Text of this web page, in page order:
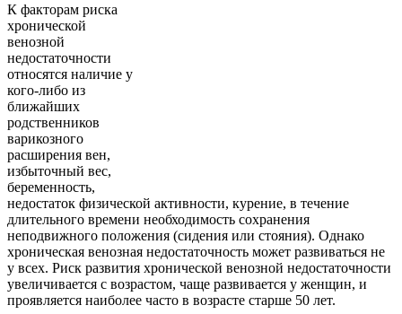
К факторам риска
хронической
венозной
недостаточности
относятся наличие у
кого-либо из
ближайших
родственников
варикозного
расширения вен,
избыточный вес,
беременность,
недостаток физической активности, курение, в течение
длительного времени необходимость сохранения
неподвижного положения (сидения или стояния). Однако
хроническая венозная недостаточность может развиваться не
у всех. Риск развития хронической венозной недостаточности
увеличивается с возрастом, чаще развивается у женщин, и
проявляется наиболее часто в возрасте старше 50 лет.